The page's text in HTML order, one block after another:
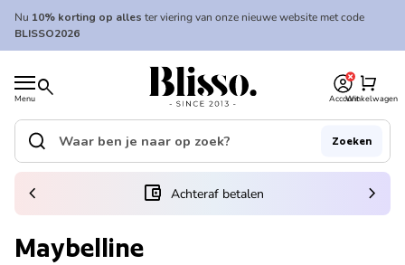
Overslaan naar inhoud
Nu 10% korting op alles ter viering van onze nieuwe website met code
BLISSO2026
Menu search
Home
AccountWinkelwagen
shopping_cart
Home
Zoek op"
search Zoeken
(link opent in nieuw tabblad/venster)
account_balance_wallet Achteraf betalen
chevron_left chevron_right
Maybelline